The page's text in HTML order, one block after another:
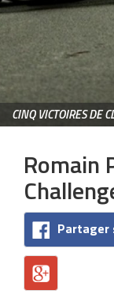
CINQ VICTOIRES DE
Romain
Partager